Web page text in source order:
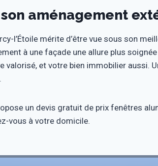
aménagement
l’Étoile mérite d’être vue sous son
à une façade une allure plus
valorisé, et votre bien immobilier aussi.
un devis gratuit de prix fenêtres
vous à votre domicile.